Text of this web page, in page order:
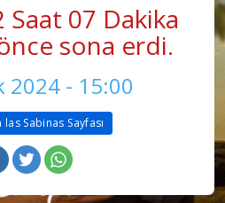
Saat 07 Dakika
sona erdi.
2024 - 15:00
Sabinas Sayfası